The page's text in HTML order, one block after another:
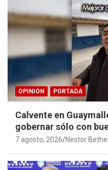
OPINIÓN PORTADA
Calvente en
gobernar sólo con
7 agosto, 2026 Nestor